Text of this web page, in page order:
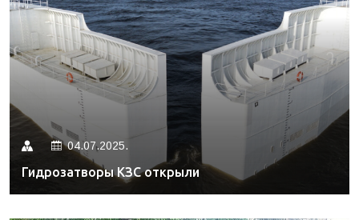
04.07.2025.
Гидрозатворы КЗС открыли